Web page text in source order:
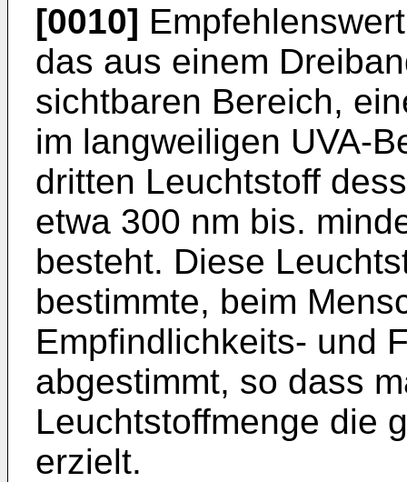
[0010]
das aus einem
sichtbaren Bereich,
im langweiligen UVA-
dritten Leuchtstoff
etwa 300 nm bis.
besteht. Diese
bestimmte, beim
Empfindlichkeits- und
abgestimmt, so dass
Leuchtstoffmenge die
erzielt.